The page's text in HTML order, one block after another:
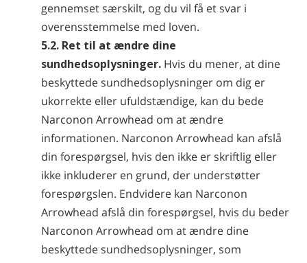
gennemset særskilt, og du vil få et svar i
overensstemmelse med loven.
5.2. Ret til at ændre dine
sundhedsoplysninger. Hvis du mener, at dine
beskyttede sundhedsoplysninger om dig er
ukorrekte eller ufuldstændige, kan du bede
Narconon Arrowhead om at ændre
informationen. Narconon Arrowhead kan afslå
din forespørgsel, hvis den ikke er skriftlig eller
ikke inkluderer en grund, der understøtter
forespørgslen. Endvidere kan Narconon
Arrowhead afslå din forespørgsel, hvis du beder
Narconon Arrowhead om at ændre dine
beskyttede sundhedsoplysninger, som